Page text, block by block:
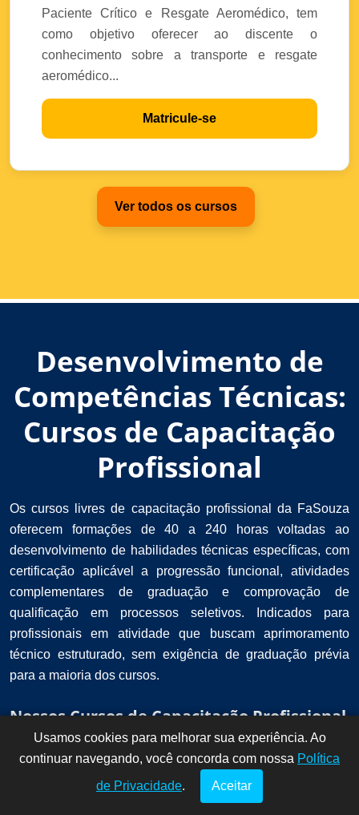
Paciente Crítico e Resgate Aeromédico, tem
como objetivo oferecer ao discente o
conhecimento sobre a transporte e resgate
aeromédico...
Matricule-se
Ver todos os cursos
Desenvolvimento de
Competências Técnicas:
Cursos de Capacitação
Profissional
Os cursos livres de capacitação profissional da FaSouza
oferecem formações de 40 a 240 horas voltadas ao
desenvolvimento de habilidades técnicas específicas, com
certificação aplicável a progressão funcional, atividades
complementares de graduação e comprovação de
qualificação em processos seletivos. Indicados para
profissionais em atividade que buscam aprimoramento
técnico estruturado, sem exigência de graduação prévia
para a maioria dos cursos.
Nossos Cursos de Capacitação Profissional
!
Dúvidas? Fale
conosco por
aqui!
Usamos cookies para melhorar sua experiência. Ao
continuar navegando, você concorda com nossa Política
de Privacidade. Aceitar